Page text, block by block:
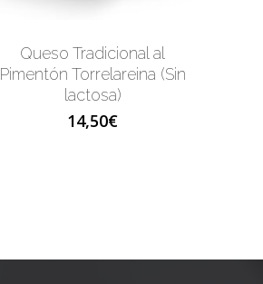
Queso Tradicional al
Pimentón Torrelareina (Sin
lactosa)
14,50€